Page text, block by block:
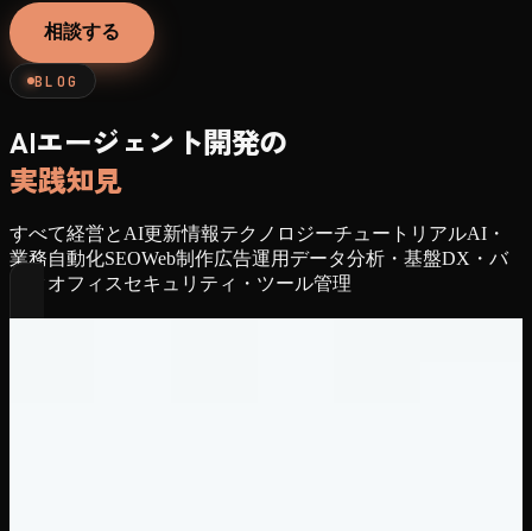
相談する
BLOG
AIエージェント開発の
実践知見
すべて経営とAI更新情報テクノロジーチュートリアルAI・
業務自動化SEOWeb制作広告運用 データ分析・基盤DX・バ
ックオフィスセキュリティ・ツール管理